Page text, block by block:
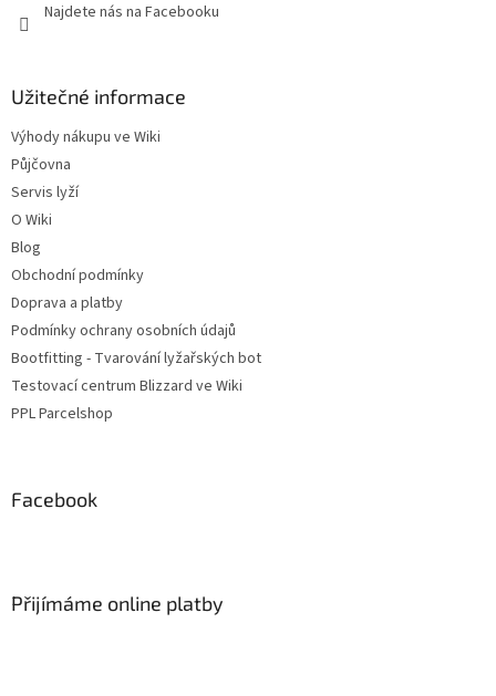
Najdete nás na Facebooku
Užitečné informace
Výhody nákupu ve Wiki
Půjčovna
Servis lyží
O Wiki
Blog
Obchodní podmínky
Doprava a platby
Podmínky ochrany osobních údajů
Bootfitting - Tvarování lyžařských bot
Testovací centrum Blizzard ve Wiki
PPL Parcelshop
Facebook
Přijímáme online platby